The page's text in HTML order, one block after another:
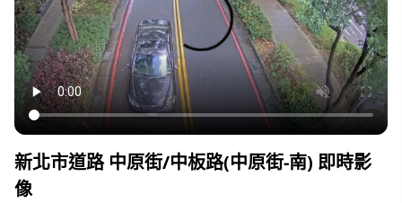
新北市道路 中原街/中板路(中原街-南) 即時影
像